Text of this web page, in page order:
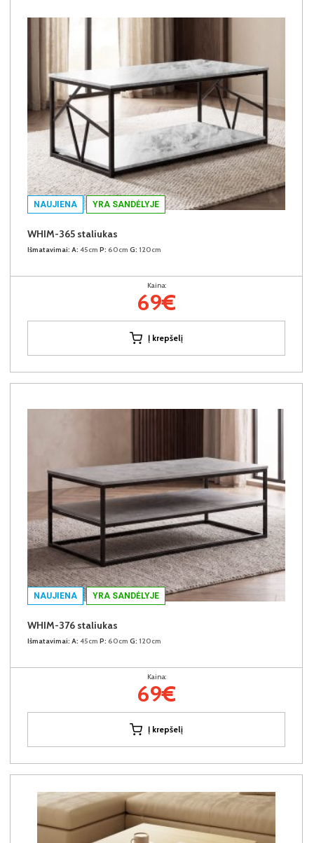
NAUJIENA YRA SANDĖLYJE
WHIM-365 staliukas
Išmatavimai: A: 45cm P: 60cm G: 120cm
Kaina:
69€
Į krepšelį
NAUJIENA YRA SANDĖLYJE
WHIM-376 staliukas
Išmatavimai: A: 45cm P: 60cm G: 120cm
Kaina:
69€
Į krepšelį